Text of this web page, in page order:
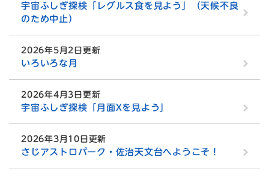
宇宙ふしぎ探検「レグルス食を見よう」（天候不良
のため中止）
2026年5月2日更新
いろいろな月
2026年4月3日更新
宇宙ふしぎ探検「月面Xを見よう」
2026年3月10日更新
さじアストロパーク・佐治天文台へようこそ！